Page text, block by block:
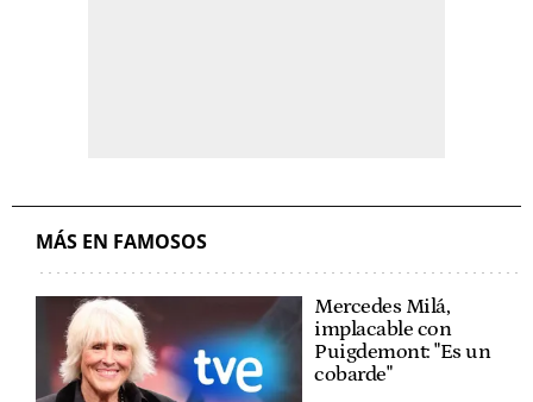
MÁS EN FAMOSOS
Mercedes Milá,
implacable con
Puigdemont: "Es un
cobarde"